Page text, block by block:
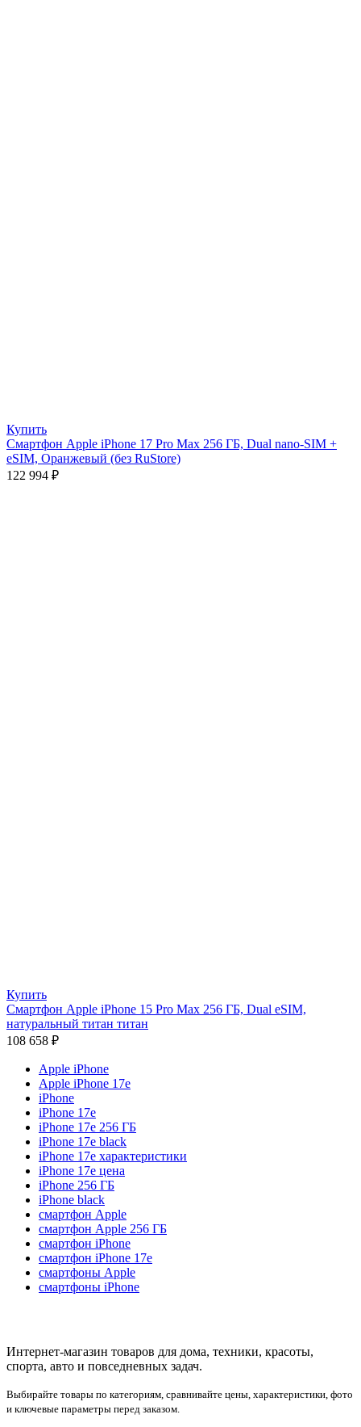
Купить
Смартфон Apple iPhone 17 Pro Max 256 ГБ, Dual nano-SIM +
eSIM, Оранжевый (без RuStore)
122 994 ₽
Купить
Смартфон Apple iPhone 15 Pro Max 256 ГБ, Dual eSIM,
натуральный титан титан
108 658 ₽
Apple iPhone
Apple iPhone 17e
iPhone
iPhone 17e
iPhone 17e 256 ГБ
iPhone 17e black
iPhone 17e характеристики
iPhone 17e цена
iPhone 256 ГБ
iPhone black
смартфон Apple
смартфон Apple 256 ГБ
смартфон iPhone
смартфон iPhone 17e
смартфоны Apple
смартфоны iPhone
Интернет-магазин товаров для дома, техники, красоты,
спорта, авто и повседневных задач.
Выбирайте товары по категориям, сравнивайте цены, характеристики, фото
и ключевые параметры перед заказом.